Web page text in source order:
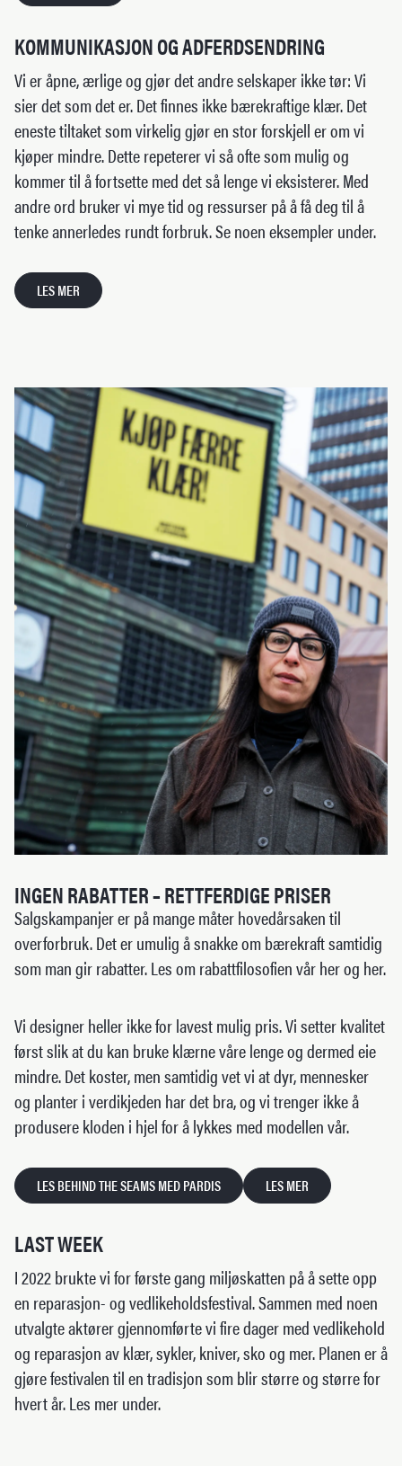
KOMMUNIKASJON OG ADFERDSENDRING
Vi er åpne, ærlige og gjør det andre selskaper ikke tør: Vi
sier det som det er. Det finnes ikke bærekraftige klær. Det
eneste tiltaket som virkelig gjør en stor forskjell er om vi
kjøper mindre. Dette repeterer vi så ofte som mulig og
kommer til å fortsette med det så lenge vi eksisterer. Med
andre ord bruker vi mye tid og ressurser på å få deg til å
tenke annerledes rundt forbruk. Se noen eksempler under.
LES MER
Ved å spille
informasjonskapsler.
mer.
INGEN RABATTER – RETTFERDIGE PRISER
Salgskampanjer er på mange måter hovedårsaken til
overforbruk. Det er umulig å snakke om bærekraft samtidig
som man gir rabatter. Les om rabattfilosofien vår her og her.
Vi designer heller ikke for lavest mulig pris. Vi setter kvalitet
først slik at du kan bruke klærne våre lenge og dermed eie
mindre. Det koster, men samtidig vet vi at dyr, mennesker
og planter i verdikjeden har det bra, og vi trenger ikke å
produsere kloden i hjel for å lykkes med modellen vår.
LES BEHIND THE SEAMS MED PARDIS LES MER
LAST WEEK
I 2022 brukte vi for første gang miljøskatten på å sette opp
en reparasjon- og vedlikeholdsfestival. Sammen med noen
utvalgte aktører gjennomførte vi fire dager med vedlikehold
og reparasjon av klær, sykler, kniver, sko og mer. Planen er å
gjøre festivalen til en tradisjon som blir større og større for
hvert år. Les mer under.